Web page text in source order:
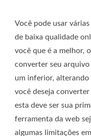
Você pode usar
de baixa qualidade
você que é a melhor, o
converter seu
um inferior,
você deseja
esta deve ser sua
ferramenta da web
algumas limitações